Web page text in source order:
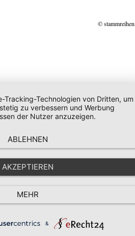
©
Tracking-Technologien von Dritten, um
zu verbessern und Werbung
der Nutzer anzuzeigen.
ABLEHNEN
AKZEPTIEREN
MEHR
&